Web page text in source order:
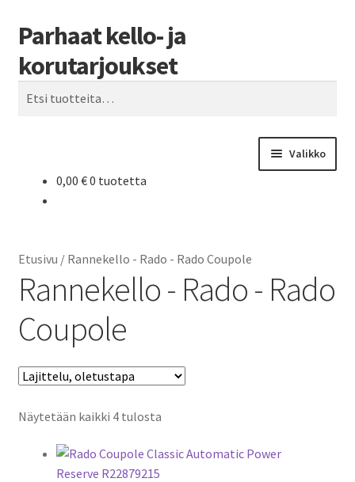
Siirry
navigointiin
Siirry
sisältöön
Parhaat kello- ja
korutarjoukset
Haku
Valikko
0,00 €0 tuotetta
Etusivu / Rannekello - Rado - Rado Coupole
Rannekello - Rado - Rado
Coupole
Näytetään kaikki 4 tulosta